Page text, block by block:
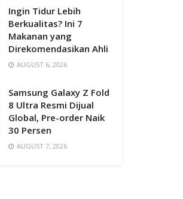
Ingin Tidur Lebih
Berkualitas? Ini 7
Makanan yang
Direkomendasikan Ahli
AUGUST 6, 2026
Samsung Galaxy Z Fold
8 Ultra Resmi Dijual
Global, Pre-order Naik
30 Persen
AUGUST 7, 2026